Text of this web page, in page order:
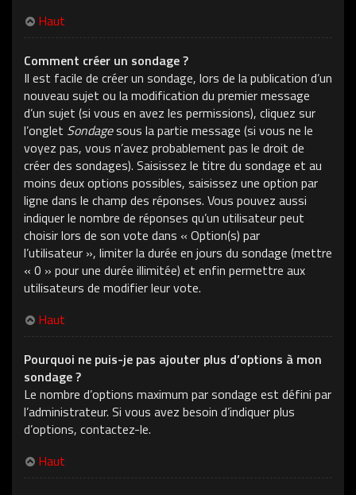
Haut
Comment créer un sondage ?
Il est facile de créer un sondage, lors de la publication d’un
nouveau sujet ou la modification du premier message
d’un sujet (si vous en avez les permissions), cliquez sur
l’onglet Sondagesous la partie message (si vous ne le
voyez pas, vous n’avez probablement pas le droit de
créer des sondages). Saisissez le titre du sondage et au
moins deux options possibles, saisissez une option par
ligne dans le champ des réponses. Vous pouvez aussi
indiquer le nombre de réponses qu’un utilisateur peut
choisir lors de son vote dans « Option(s) par
l’utilisateur », limiter la durée en jours du sondage (mettre
« 0 » pour une durée illimitée) et enfin permettre aux
utilisateurs de modifier leur vote.
Haut
Pourquoi ne puis-je pas ajouter plus d’options à mon
sondage ?
Le nombre d’options maximum par sondage est défini par
l’administrateur. Si vous avez besoin d’indiquer plus
d’options, contactez-le.
Haut